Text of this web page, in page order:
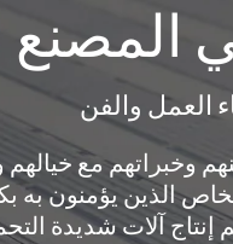
المصنع
العمل والفن
وخبراتهم مع خيالهم
الذين يؤمنون به